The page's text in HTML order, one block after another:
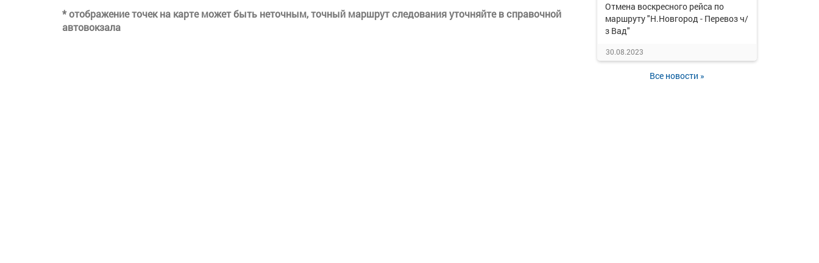
* отображение точек на карте может быть неточным, точный маршрут следования уточняйте в справочной
автовокзала
Отмена воскресного рейса по
маршруту "Н.Новгород - Перевоз ч/
з Вад"
30.08.2023
Все новости »